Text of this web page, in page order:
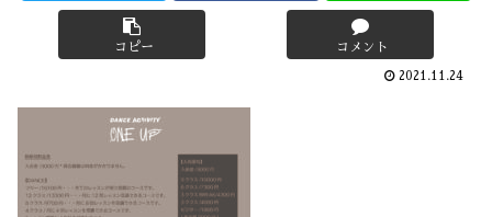
コピー コメント
2021.11.24